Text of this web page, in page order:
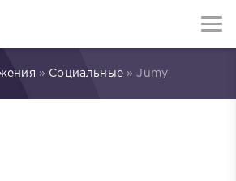
» Социальные» Jumy